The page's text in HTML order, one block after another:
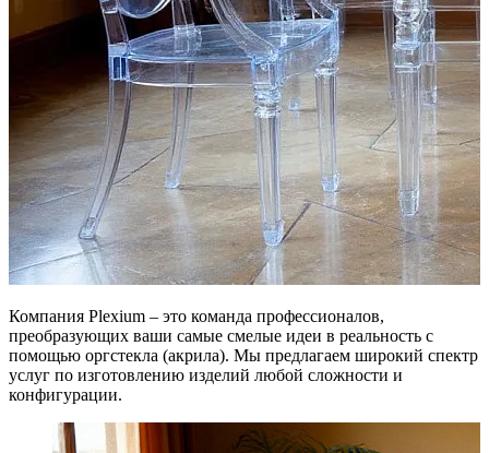
Компания Plexium – это команда профессионалов,
преобразующих ваши самые смелые идеи в реальность с
помощью оргстекла (акрила). Мы предлагаем широкий спектр
услуг по изготовлению изделий любой сложности и
конфигурации.